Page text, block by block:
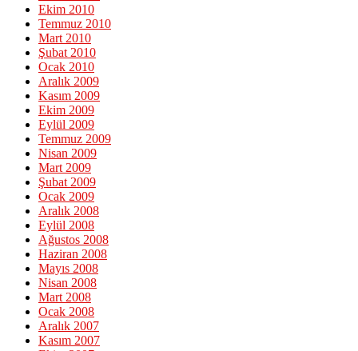
Ekim 2010
Temmuz 2010
Mart 2010
Şubat 2010
Ocak 2010
Aralık 2009
Kasım 2009
Ekim 2009
Eylül 2009
Temmuz 2009
Nisan 2009
Mart 2009
Şubat 2009
Ocak 2009
Aralık 2008
Eylül 2008
Ağustos 2008
Haziran 2008
Mayıs 2008
Nisan 2008
Mart 2008
Ocak 2008
Aralık 2007
Kasım 2007